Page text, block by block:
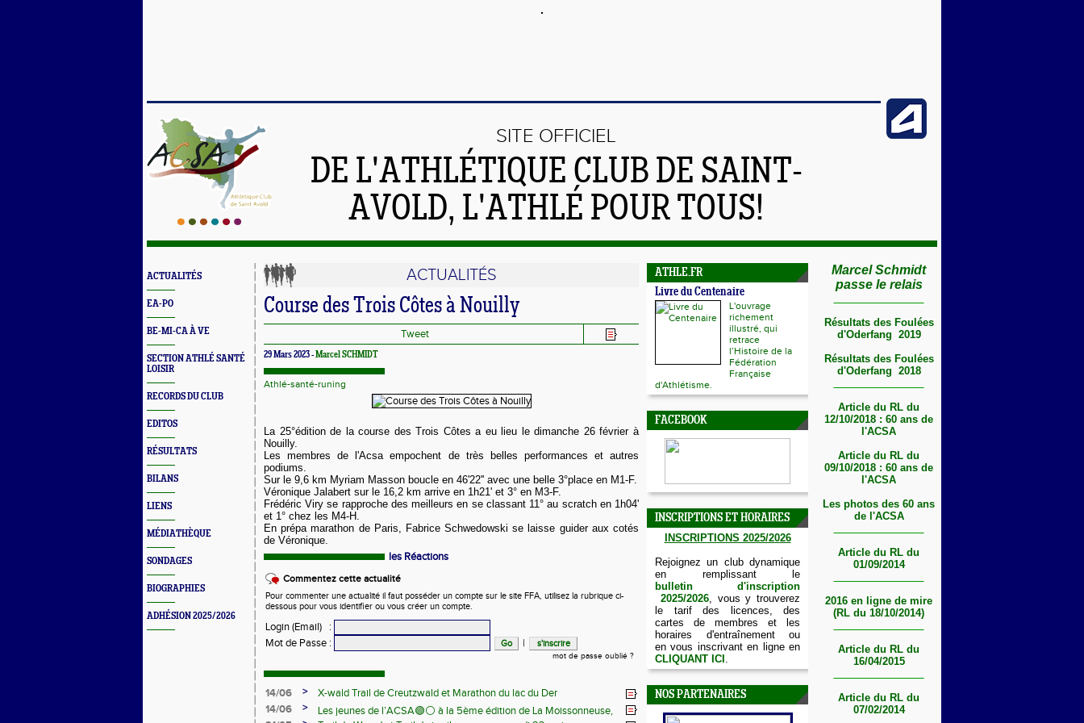
SITE OFFICIEL
DE L'ATHLÉTIQUE CLUB DE SAINT-
AVOLD, L'ATHLÉ POUR TOUS!
ACTUALITÉS
EA-PO
BE-MI-CA À VE
SECTION ATHLÉ SANTÉ
LOISIR
RECORDS DU CLUB
EDITOS
RÉSULTATS
BILANS
LIENS
MÉDIATHÈQUE
SONDAGES
BIOGRAPHIES
ADHÉSION 2025/2026
ACTUALITÉS
Course des Trois Côtes à Nouilly
Tweet
29 Mars 2023 -Marcel SCHMIDT
Athlé-santé-runing
La 25°édition de la course des Trois Côtes a eu lieu le dimanche 26 février à
Nouilly.
Les membres de l'Acsa empochent de très belles performances et autres
podiums.
Sur le 9,6 km Myriam Masson boucle en 46'22'' avec une belle 3°place en M1-F.
Véronique Jalabert sur le 16,2 km arrive en 1h21' et 3° en M3-F.
Frédéric Viry se rapproche des meilleurs en se classant 11° au scratch en 1h04'
et 1° chez les M4-H.
En prépa marathon de Paris, Fabrice Schwedowski se laisse guider aux cotés
de Véronique.
les Réactions
Commentez cette actualité
Pour commenter une actualité il faut posséder un compte sur le site FFA, utilisez la rubrique ci-
dessous pour vous identifier ou vous créer un compte.
Login (Email)
:
Mot de Passe : |
mot de passe oublié ?
14/06 >
X-wald Trail de Creutzwald et Marathon du lac du Der
14/06
>
Les jeunes de l’ACSA🟢⚪️ à la 5ème édition de La Moissonneuse,
ATHLE.FR
Livre du Centenaire
L'ouvrage
richement
illustré, qui
retrace
l’Histoire de la
Fédération
Française
d'Athlétisme.
FACEBOOK
INSCRIPTIONS ET HORAIRES
INSCRIPTIONS 2025/2026
Rejoignez un club dynamique
en remplissant le
bulletin d'inscription
2025/2026, vous y trouverez
le tarif des licences, des
cartes de membres et les
horaires d'entraînement ou
en vous inscrivant en ligne en
CLIQUANT ICI .
NOS PARTENAIRES
Marcel Schmidt
passe le relais
Résultats des Foulées
d'Oderfang 2019
Résultats des Foulées
d'Oderfang 2018
Article du RL du
12/10/2018 : 60 ans de
l'ACSA
Article du RL du
09/10/2018 : 60 ans de
l'ACSA
Les photos des 60 ans
de l'ACSA
Article du RL du
01/09/2014
2016 en ligne de mire
(RL du 18/10/2014)
Article du RL du
16/04/2015
Article du RL du
07/02/2014